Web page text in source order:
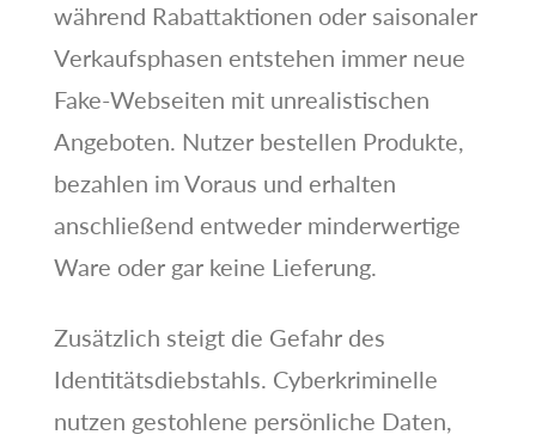
während Rabattaktionen oder saisonaler
Verkaufsphasen entstehen immer neue
Fake-Webseiten mit unrealistischen
Angeboten. Nutzer bestellen Produkte,
bezahlen im Voraus und erhalten
anschließend entweder minderwertige
Ware oder gar keine Lieferung.
Zusätzlich steigt die Gefahr des
Identitätsdiebstahls. Cyberkriminelle
nutzen gestohlene persönliche Daten,